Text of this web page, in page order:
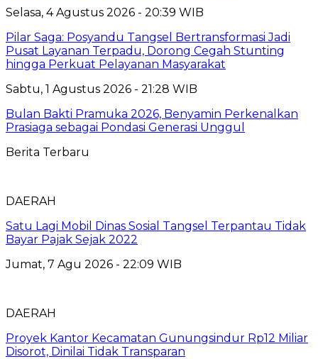
Selasa, 4 Agustus 2026 - 20:39 WIB
Pilar Saga: Posyandu Tangsel Bertransformasi Jadi
Pusat Layanan Terpadu, Dorong Cegah Stunting
hingga Perkuat Pelayanan Masyarakat
Sabtu, 1 Agustus 2026 - 21:28 WIB
Bulan Bakti Pramuka 2026, Benyamin Perkenalkan
Prasiaga sebagai Pondasi Generasi Unggul
Berita Terbaru
DAERAH
Satu Lagi Mobil Dinas Sosial Tangsel Terpantau Tidak
Bayar Pajak Sejak 2022
Jumat, 7 Agu 2026 - 22:09 WIB
DAERAH
Proyek Kantor Kecamatan Gunungsindur Rp12 Miliar
Disorot, Dinilai Tidak Transparan